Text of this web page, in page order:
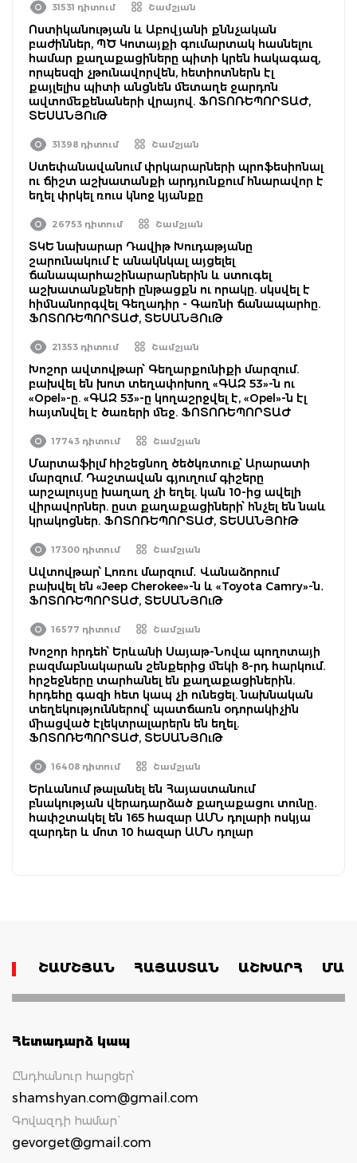
31531 դիտում Շամշյան
Ոստիկանության և Աբովյանի քննչական
բաժիններ, ՊԾ Կոտայքի գումարտակ հասնելու
համար քաղաքացիները պիտի կրեն հակագազ,
որպեսզի չթունավորվեն, հետիոտներն էլ
քայլելիս պիտի անցնեն մետաղե ջարդոն
ավտոմեքենաների վրայով. ՖՈՏՈՌԵՊՈՐՏԱԺ,
ՏԵՍԱՆՅՈւԹ
31398 դիտում Շամշյան
Ստեփանավանում փրկարարների պրոֆեսիոնալ
ու ճիշտ աշխատանքի արդյունքում հնարավոր է
եղել փրկել ռուս կնոջ կյանքը
26753 դիտում Շամշյան
ՏԿԵ նախարար Դավիթ Խուդաթյանը
շարունակում է անակնկալ այցելել
ճանապարհաշինարարներին և ստուգել
աշխատանքների ընթացքն ու որակը. սկսվել է
հիմնանորգվել Գեղադիր - Գառնի ճանապարհը.
ՖՈՏՈՌԵՊՈՐՏԱԺ, ՏԵՍԱՆՅՈւԹ
21353 դիտում Շամշյան
Խոշոր ավտովթար՝ Գեղարքունիքի մարզում.
բախվել են խոտ տեղափոխող «ԳԱԶ 53»-ն ու
«Opel»-ը. «ԳԱԶ 53»-ը կողաշրջվել է, «Opel»-ն էլ
հայտնվել է ծառերի մեջ. ՖՈՏՈՌԵՊՈՐՏԱԺ
17743 դիտում Շամշյան
Մարտաֆիլմ հիշեցնող ծեծկռտուք՝ Արարատի
մարզում. Դաշտավան գյուղում գիշերը
արշալույսը խաղաղ չի եղել. կան 10-ից ավելի
վիրավորներ. ըստ քաղաքացիների՝ հնչել են նաև
կրակոցներ. ՖՈՏՈՌԵՊՈՐՏԱԺ, ՏԵՍԱՆՅՈՒԹ
17300 դիտում Շամշյան
Ավտովթար՝ Լոռու մարզում․ Վանաձորում
բախվել են «Jeep Cherokee»-ն և «Toyota Camry»-ն․
ՖՈՏՈՌԵՊՈՐՏԱԺ, ՏԵՍԱՆՅՈւԹ
16577 դիտում Շամշյան
Խոշոր հրդեհ՝ Երևանի Սայաթ-Նովա պողոտայի
բազմաբնակարան շենքերից մեկի 8-րդ հարկում.
հրշեջները տարհանել են քաղաքացիներին.
հրդեհը գազի հետ կապ չի ունեցել. նախնական
տեղեկություններով՝ պատճառն օդորակիչին
միացված էլեկտրալարերն են եղել.
ՖՈՏՈՌԵՊՈՐՏԱԺ, ՏԵՍԱՆՅՈւԹ
16408 դիտում Շամշյան
Երևանում թալանել են Հայաստանում
բնակության վերադարձած քաղաքացու տունը․
հափշտակել են 165 հազար ԱՄՆ դոլարի ոսկյա
զարդեր և մոտ 10 հազար ԱՄՆ դոլար
ՇԱՄՇՅԱՆ ՀԱՅԱՍՏԱՆ ԱՇԽԱՐՀ
Հետադարձ կապ
Ընդհանուր հարցեր՝
shamshyan.com@gmail.com
Գովազդի համար`
gevorget@gmail.com